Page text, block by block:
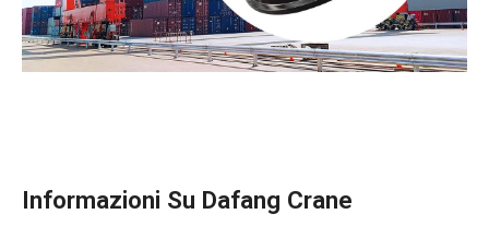
Informazioni Su Dafang Crane